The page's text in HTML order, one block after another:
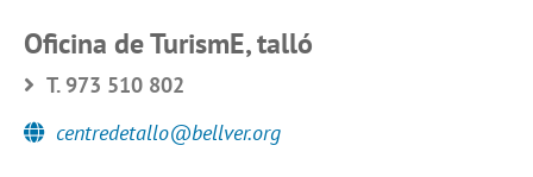
Oficina de TurismE, talló
T. 973 510 802
centredetallo@bellver.org